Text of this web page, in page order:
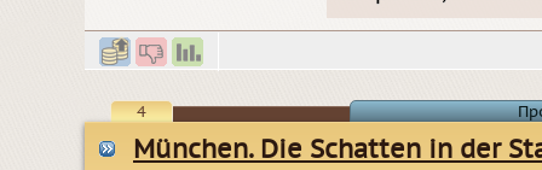
4
München. Die Schatten in der